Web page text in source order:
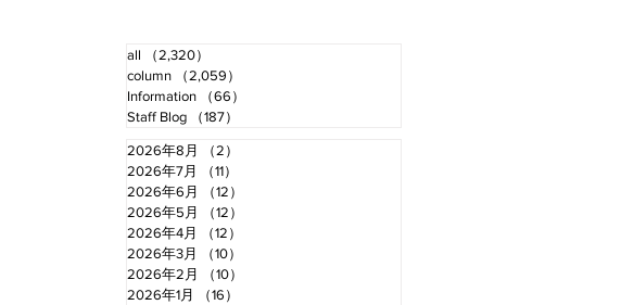
all （2,320）
column
（2,059）
Information
（66）
Staff Blog
（187）
2026年8月 （2）
2026年7月
（11）
2026年6月
（12）
2026年5月
（12）
2026年4月
（12）
2026年3月
（10）
2026年2月
（10）
2026年1月
（16）